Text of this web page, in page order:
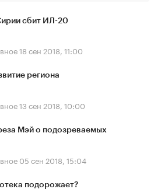
сбит ИЛ-20
18 сен 2018, 11:00
региона
13 сен 2018, 10:00
Мэй о подозреваемых
05 сен 2018, 15:04
подорожает?